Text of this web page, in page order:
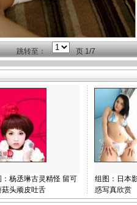
跳转至： 页1/7
：杨丞琳古灵精怪 留可
菇头顽皮吐舌
组图：日本
惑写真欣赏